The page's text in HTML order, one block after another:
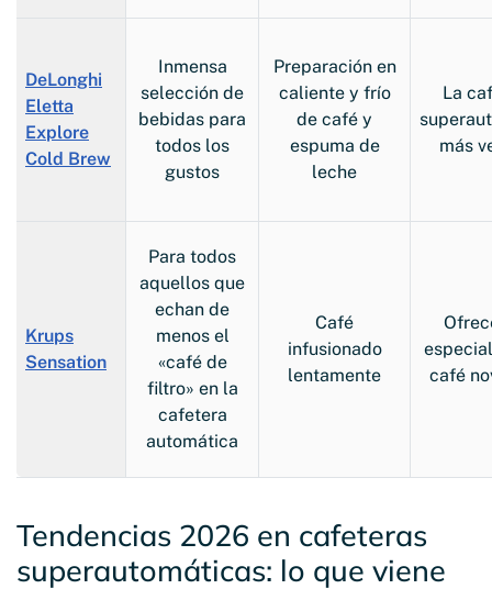
DeLonghi
Eletta
Explore
Cold Brew
Inmensa
selección de
bebidas para
todos los
gustos
Preparación en
caliente y frío
de café y
espuma de
leche
La
más
Krups
Sensation
Para todos
aquellos que
echan de
menos el
«café de
filtro» en la
cafetera
automática
Café
infusionado
lentamente
café
Tendencias 2026 en cafeteras
superautomáticas: lo que viene